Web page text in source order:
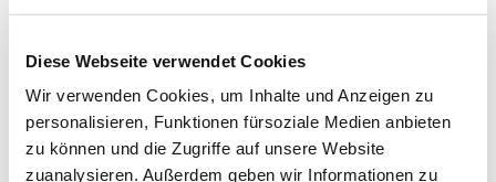
Diese Webseite verwendet Cookies
Wir verwenden Cookies, um Inhalte und Anzeigen zu
personalisieren, Funktionen fürsoziale Medien anbieten
zu können und die Zugriffe auf unsere Website
zuanalysieren. Außerdem geben wir Informationen zu
Öffnungszeiten von Google
Lage & Kontakt
Weißes Roß
Hauptstätter Straße 41